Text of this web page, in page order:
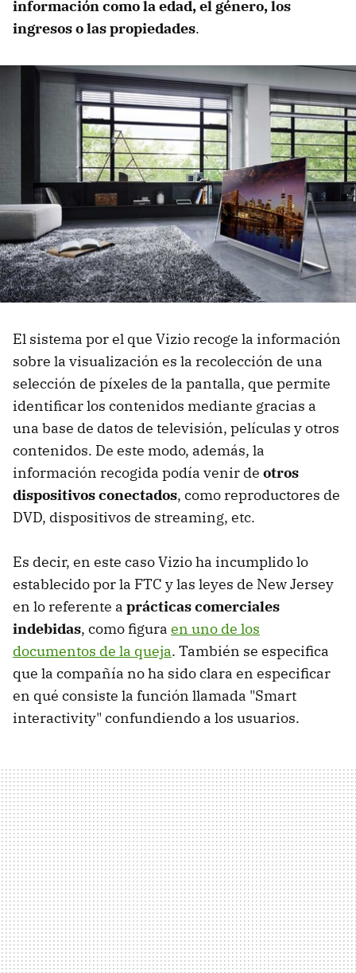
información como la edad, el género, los
ingresos o las propiedades.
El sistema por el que Vizio recoge la información
sobre la visualización es la recolección de una
selección de píxeles de la pantalla, que permite
identificar los contenidos mediante gracias a
una base de datos de televisión, películas y otros
contenidos. De este modo, además, la
información recogida podía venir de otros
dispositivos conectados, como reproductores de
DVD, dispositivos de streaming, etc.
Es decir, en este caso Vizio ha incumplido lo
establecido por la FTC y las leyes de New Jersey
en lo referente a prácticas comerciales
indebidas, como figura en uno de los
documentos de la queja. También se especifica
que la compañía no ha sido clara en especificar
en qué consiste la función llamada "Smart
interactivity" confundiendo a los usuarios.